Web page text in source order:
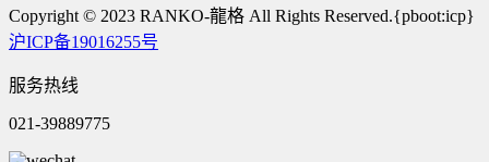
Copyright © 2023 RANKO-龍格 All Rights Reserved.{pboot:icp}
沪ICP备19016255号
服务热线
021-39889775